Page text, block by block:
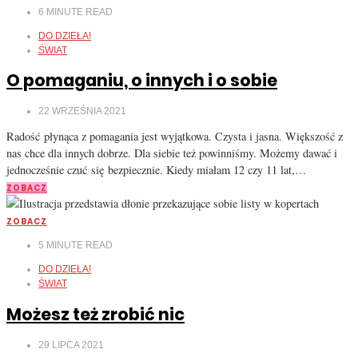
6 MINUTE READ
DO DZIEŁA!
ŚWIAT
O pomaganiu, o innych i o sobie
22 WRZEŚNIA 2021
Radość płynąca z pomagania jest wyjątkowa. Czysta i jasna. Większość z
nas chce dla innych dobrze. Dla siebie też powinniśmy. Możemy dawać i
jednocześnie czuć się bezpiecznie. Kiedy miałam 12 czy 11 lat,…
ZOBACZ
ZOBACZ
5 MINUTE READ
DO DZIEŁA!
ŚWIAT
Możesz też zrobić nic
29 LIPCA 2021